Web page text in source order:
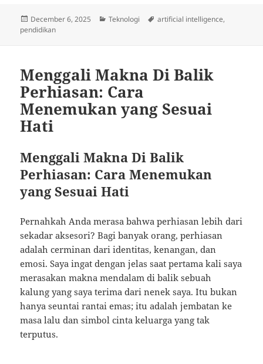
Posted
on
December 6, 2025 Categories
Teknologi Tags
artificial intelligence,
pendidikan
Menggali Makna Di Balik
Perhiasan: Cara
Menemukan yang Sesuai
Hati
Menggali Makna Di Balik
Perhiasan: Cara Menemukan
yang Sesuai Hati
Pernahkah Anda merasa bahwa perhiasan lebih dari
sekadar aksesori? Bagi banyak orang, perhiasan
adalah cerminan dari identitas, kenangan, dan
emosi. Saya ingat dengan jelas saat pertama kali saya
merasakan makna mendalam di balik sebuah
kalung yang saya terima dari nenek saya. Itu bukan
hanya seuntai rantai emas; itu adalah jembatan ke
masa lalu dan simbol cinta keluarga yang tak
terputus.